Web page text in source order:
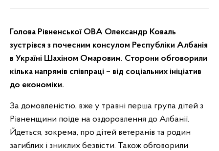
Голова Рівненської ОВА Олександр Коваль
зустрівся з почесним консулом Республіки Албанія
в Україні Шахіном Омаровим. Сторони обговорили
кілька напрямів співпраці – від соціальних ініціатив
до економіки.
За домовленістю, вже у травні перша група дітей з
Рівненщини поїде на оздоровлення до Албанії.
Йдеться, зокрема, про дітей ветеранів та родин
загиблих і зниклих безвісти. Також обговорили